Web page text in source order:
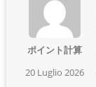
ポイント計算
20 Luglio 2026